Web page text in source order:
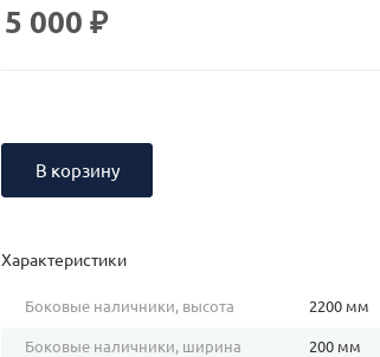
5 000 ₽
В корзину
Характеристики
Боковые наличники, высота
2200 мм
Боковые наличники, ширина
200 мм